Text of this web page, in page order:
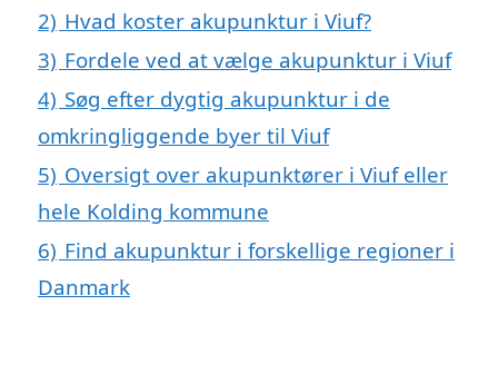
2) Hvad koster akupunktur i Viuf?
3) Fordele ved at vælge akupunktur i Viuf
4) Søg efter dygtig akupunktur i de
omkringliggende byer til Viuf
5) Oversigt over akupunktører i Viuf eller
hele Kolding kommune
6) Find akupunktur i forskellige regioner i
Danmark